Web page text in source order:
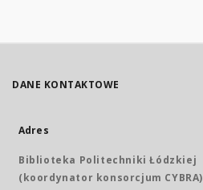
DANE KONTAKTOWE
Adres
Biblioteka Politechniki Łódzkiej
(koordynator konsorcjum CYBRA)